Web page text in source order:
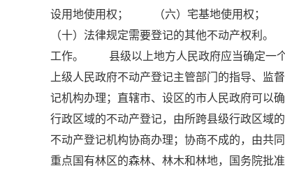
设用地使用权； （六）宅基地使用权
（十）法律规定需要登记的其他不动产权
工作。 县级以上地方人民政府应当确定一个
上级人民政府不动产登记主管部门的指导
记机构办理；直辖市、设区的市人民政府可
行政区域的不动产登记，由所跨县级行政区域
不动产登记机构协商办理；协商不成的，由
重点国有林区的森林、林木和林地，国务院批